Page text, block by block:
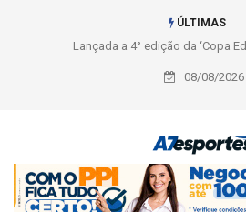
ÚLTIMAS
a 4° edição da ‘Copa Educa’ em Batatais
08/08/2026